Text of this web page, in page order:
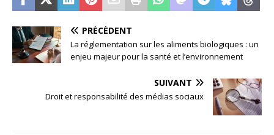
PRÉCÉDENT
La réglementation sur les aliments biologiques : un
enjeu majeur pour la santé et l’environnement
SUIVANT
Droit et responsabilité des médias sociaux